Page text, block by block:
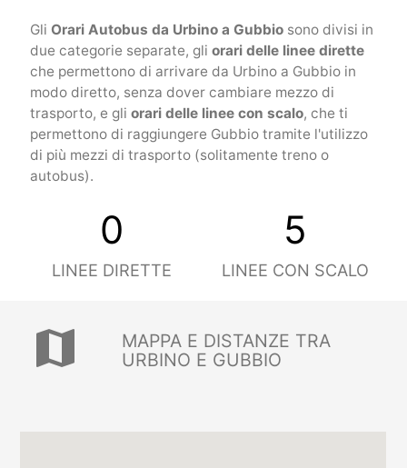
Gli Orari Autobus da Urbino a Gubbiosono divisi in
due categorie separate, gli orari delle linee dirette
che permettono di arrivare da Urbino a Gubbio in
modo diretto, senza dover cambiare mezzo di
trasporto, e gli orari delle linee con scalo, che ti
permettono di raggiungere Gubbio tramite l'utilizzo
di più mezzi di trasporto (solitamente treno o
autobus).
0
LINEE DIRETTE
5
LINEE CON SCALO
map
MAPPA E DISTANZE TRA
URBINO E GUBBIO